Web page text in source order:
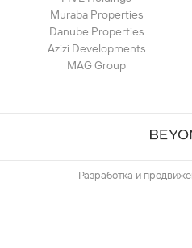
Muraba Properties
Danube Properties
Azizi Developments
MAG Group
Разработка и